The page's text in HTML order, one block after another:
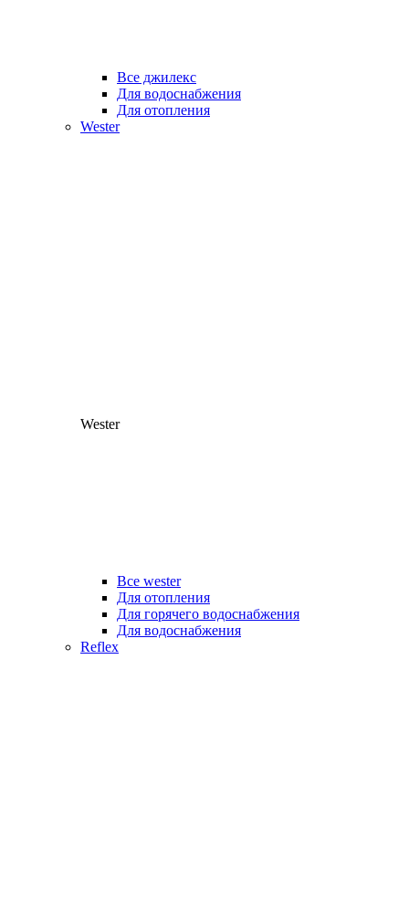
Все джилекс
Для водоснабжения
Для отопления
Wester
Wester
Все wester
Для отопления
Для горячего водоснабжения
Для водоснабжения
Reflex